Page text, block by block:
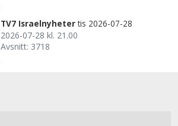
TV7 Israelnyheter tis 2026-07-28
2026-07-28 kl. 21.00
Avsnitt: 3718